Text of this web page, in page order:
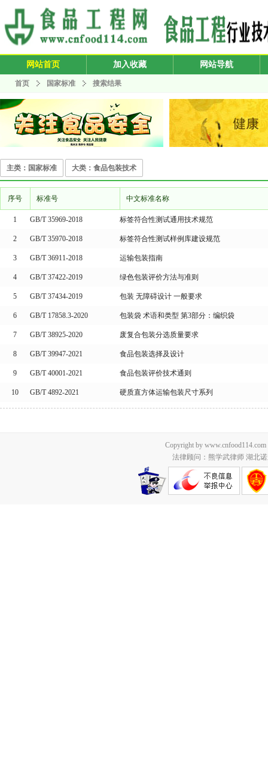
网站首页 加入收藏 网站导航
首页 国家标准 搜索结果
主类：国家标准 大类：食品包装技术
序号 标准号 中文标准名称
1 GB/T 35969-2018 标签符合性测试通用技术规范
2 GB/T 35970-2018 标签符合性测试样例库建设规范
3 GB/T 36911-2018 运输包装指南
4 GB/T 37422-2019 绿色包装评价方法与准则
5 GB/T 37434-2019 包装 无障碍设计 一般要求
6 GB/T 17858.3-2020 包装袋 术语和类型 第3部分：编织袋
7 GB/T 38925-2020 废复合包装分选质量要求
8 GB/T 39947-2021 食品包装选择及设计
9 GB/T 40001-2021 食品包装评价技术通则
10 GB/T 4892-2021 硬质直方体运输包装尺寸系列
Copyright by
法律顾问：熊学武律师 湖北